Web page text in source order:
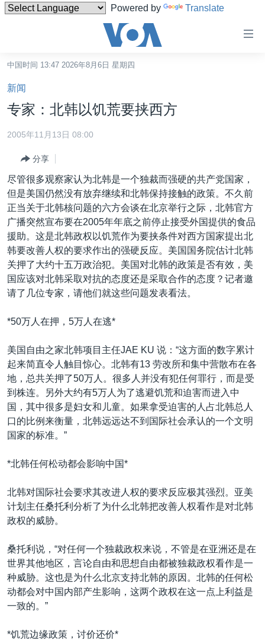
Powered by Translate
碍
链
接
转
转
导
航
转
到
索
中国
港澳
国际
最新国际新闻
印太
中东
欧洲
非洲
分类新闻
经济·金融·贸易
人权·法律·宗教
科教·文娱·体健
军事
美中关系
热点专题
白宫要闻
国会报道
埃博拉疫情
美国之音专访
重要讲话与声明
台海两岸关系
南中国海争端
关注西藏
GEN Z 看美国
VOA视频
VOA今日焦点
关注我们
其他语言网站
中国时间 13:47 2026年8月6日 星期四
新闻
专家：北韩以饥荒要挟西方
2005年11月13日 08:00
分享
尽管很多观察家认为北韩是一个独裁而强硬的共产党国家，
但是美国仍然没有放弃继续和北韩保持接触的政策。不久前
正当关于北韩核问题的六方会谈在北京举行之际，北韩官方
广播突然宣布要在2005年年底之前停止接受外国提供的食品
援助。这是北韩政权以饥荒作为要挟条件对西方国家提出北
韩要改善人权的要求作出的强硬反应。美国国务院估计北韩
关押了大约十五万政治犯。美国对北韩的政策是否有效，美
国应该对北韩采取对抗的态度还是采取合作的态度？记者邀
请了几位专家，请他们就这些问题发表看法。
*50万人在押，5万人在逃*
美国自由之家北韩项目主任JAE KU 说：“这方面的数字累计
起来简直令人触目惊心。北韩有13 劳改所和集中营散布在各
地，总共关押了50万人。很多人并没有犯任何罪行，而是受
到株连。另外大约有5万人为了逃避饥荒和迫害而进入中
国，其中很多是妇女和儿童。如果拿受迫害的人占北韩总人
口的比例来衡量，北韩远远达不到国际社会承认的一个文明
国家的标准。”
*北韩任何松动都会影响中国*
北韩对国际社会要求其改进人权的要求反应极其强烈。亚美
计划主任桑托利分析了为什么北韩把改善人权看作是对北韩
政权的威胁。
桑托利说，“对任何一个独裁政权来说，不管是在亚洲还是在
世界其他地区，言论自由和思想自由都被独裁政权看作是一
种威胁。这也是为什么北京支持北韩的原因。北韩的任何松
动都会对中国内部产生影响，这两个政权在这一点上利益是
一致的。”
*饥荒边缘政策，讨价还价*